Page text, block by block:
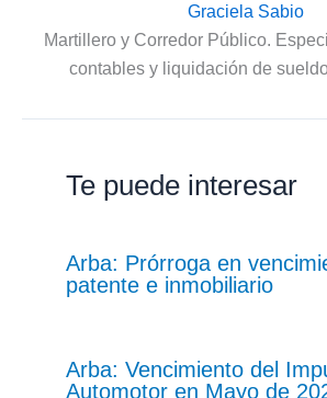
Graciela Sabio
Martillero y Corredor Público.
contables y liquidación de
Te puede interesar
Arba: Prórroga en
patente e inmobiliario
Arba: Vencimiento del
Automotor en Mayo de